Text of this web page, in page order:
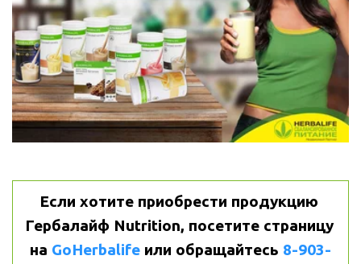
Если хотите приобрести продукцию
Гербалайф Nutrition, посетите страницу
на GoHerbalife или обращайтесь 8-903-